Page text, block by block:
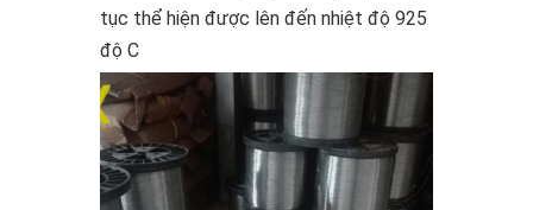
tục thể hiện được lên đến nhiệt độ 925
độ C